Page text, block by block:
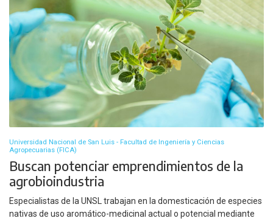
Universidad Nacional de San Luis - Facultad de Ingeniería y Ciencias
Agropecuarias (FICA)
Buscan potenciar emprendimientos de la
agrobioindustria
Especialistas de la UNSL trabajan en la domesticación de especies
nativas de uso aromático-medicinal actual o potencial mediante